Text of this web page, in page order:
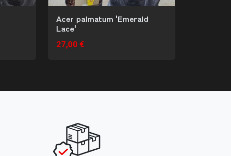
Acer palmatum 'Emerald
Lace'
27,00 €